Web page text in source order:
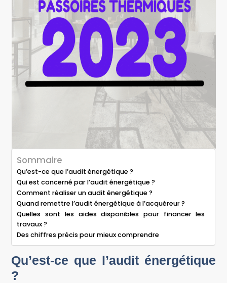
Sommaire
Qu’est-ce que l’audit énergétique ?
Qui est concerné par l’audit énergétique ?
Comment réaliser un audit énergétique ?
Quand remettre l’audit énergétique à l’acquéreur ?
Quelles sont les aides disponibles pour financer les
travaux ?
Des chiffres précis pour mieux comprendre
Qu’est-ce que l’audit énergétique
?